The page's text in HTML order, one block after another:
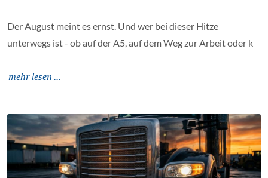
Der August meint es ernst. Und wer bei dieser Hitze
unterwegs ist - ob auf der A5, auf dem Weg zur Arbeit oder k
mehr lesen ...